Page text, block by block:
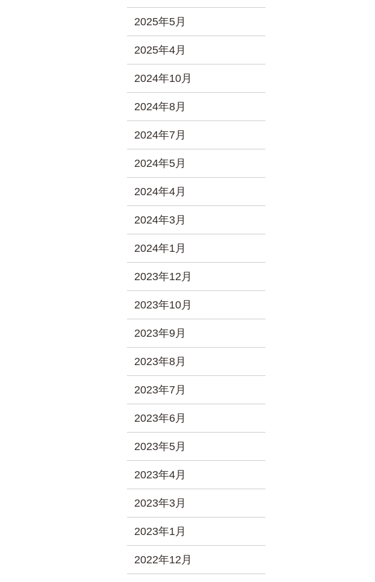
2025年5月
2025年4月
2024年10月
2024年8月
2024年7月
2024年5月
2024年4月
2024年3月
2024年1月
2023年12月
2023年10月
2023年9月
2023年8月
2023年7月
2023年6月
2023年5月
2023年4月
2023年3月
2023年1月
2022年12月